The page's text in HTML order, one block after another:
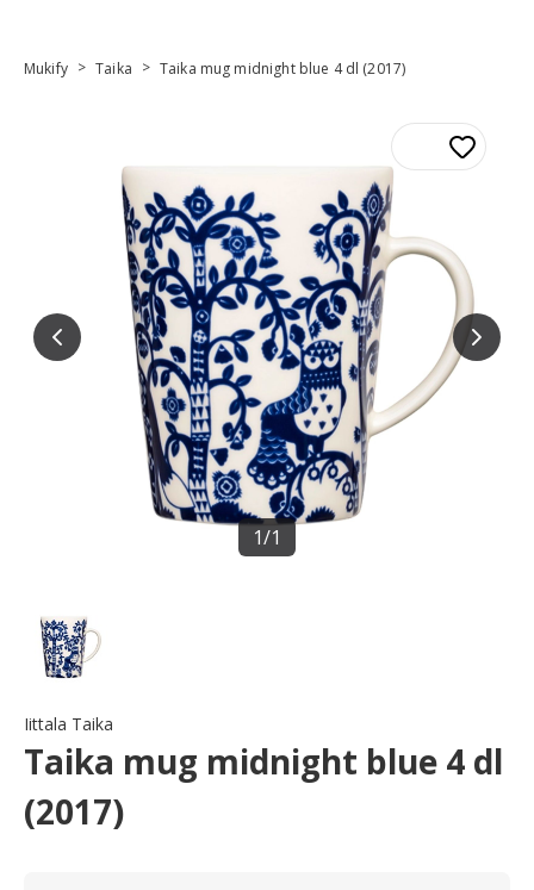
Mukify > Taika > Taika mug midnight blue 4 dl (2017)
1/1
Iittala Taika
Taika mug midnight blue 4 dl
(2017)